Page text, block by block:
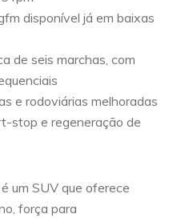
disponível já em baixas
de seis marchas, com
e rodoviárias melhoradas
stop e regeneração de
um SUV que oferece
força para